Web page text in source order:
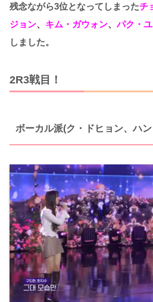
残念ながら3位となってしまったチ
ジョン、 キム・ガウォン、パク・ユ
しました。
2R3戦目！
ボーカル派(ク・ドヒョン、ハ